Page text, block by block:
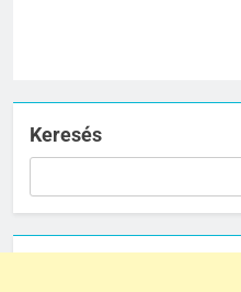
Keresés